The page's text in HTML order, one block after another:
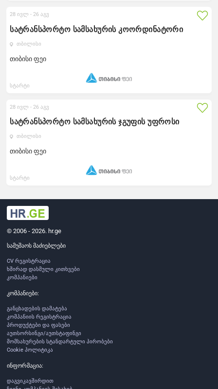
სატრანსპორტო სამსახურის კოორდინატორი
თბილისი
თიბისი ფეი
28 ივლ -26 აგვ
სტარტი
სატრანსპორტო სამსახურის ჯგუფის უფროსი
თბილისი
თიბისი ფეი
28 ივლ -26 აგვ
სტარტი
© 2006 - 2026. hr.ge
სამუშაოს მაძიებლები
CV რეგისტრაცია
ხშირად დასმული კითხვები
კომპანიები
კომპანიები:
განცხადების დამატება
კომპანიის რეგისტრაცია
პროდუქტები და ფასები
აუთსორსინგი/აუთსტაფინგი
მომსახურების სტანდარტული პირობები
Cookie პოლიტიკა
ინფორმაცია:
დაგვიკავშირდით